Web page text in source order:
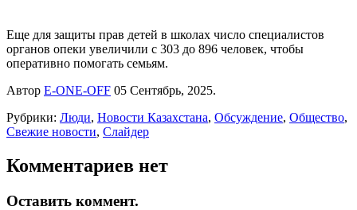
Еще для защиты прав детей в школах число специалистов
органов опеки увеличили с 303 до 896 человек, чтобы
оперативно помогать семьям.
Автор E-ONE-OFF 05 Сентябрь, 2025.
Рубрики: Люди, Новости Казахстана, Обсуждение, Общество,
Свежие новости, Слайдер
Комментариев нет
Оставить коммент.